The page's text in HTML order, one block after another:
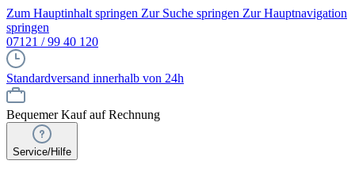
Zum Hauptinhalt springen Zur Suche springen Zur Hauptnavigation
springen
07121 / 99 40 120
Standardversand innerhalb von 24h
Bequemer Kauf auf Rechnung
Service/Hilfe